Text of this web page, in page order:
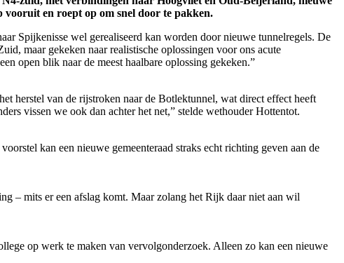
en roept op om snel door te pakken.
Spijkenisse wel gerealiseerd kan worden door nieuwe tunnelregels. De
maar gekeken naar realistische oplossingen voor ons acute
open blik naar de meest haalbare oplossing gekeken.”
herstel van de rijstroken naar de Botlektunnel, wat direct effect heeft
vissen we ook dan achter het net,” stelde wethouder Hottentot.
kan een nieuwe gemeenteraad straks echt richting geven aan de
– mits er een afslag komt. Maar zolang het Rijk daar niet aan wil
op werk te maken van vervolgonderzoek. Alleen zo kan een nieuwe